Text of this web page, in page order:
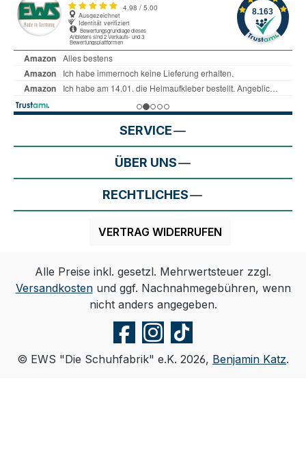
SERVICE
ÜBER UNS
RECHTLICHES
VERTRAG WIDERRUFEN
Alle Preise inkl. gesetzl. Mehrwertsteuer zzgl.
Versandkostenund ggf. Nachnahmegebühren, wenn
nicht anders angegeben.
© EWS "Die Schuhfabrik" e.K. 2026, Benjamin Katz.